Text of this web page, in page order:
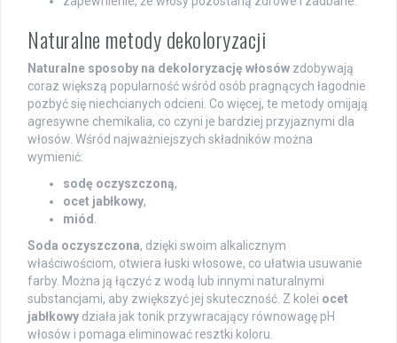
Naturalne metody dekoloryzacji
Naturalne sposoby na dekoloryzację włosów zdobywają
coraz większą popularność wśród osób pragnących łagodnie
pozbyć się niechcianych odcieni. Co więcej, te metody omijają
agresywne chemikalia, co czyni je bardziej przyjaznymi dla
włosów. Wśród najważniejszych składników można
wymienić:
sodę oczyszczoną,
ocet jabłkowy,
miód
Soda oczyszczona, dzięki swoim alkalicznym
właściwościom, otwiera łuski włosowe, co ułatwia usuwanie
farby. Można ją łączyć z wodą lub innymi naturalnymi
substancjami, aby zwiększyć jej skuteczność. Z kolei ocet
jabłkowy działa jak tonik przywracający równowagę pH
włosów i pomaga eliminować resztki koloru.